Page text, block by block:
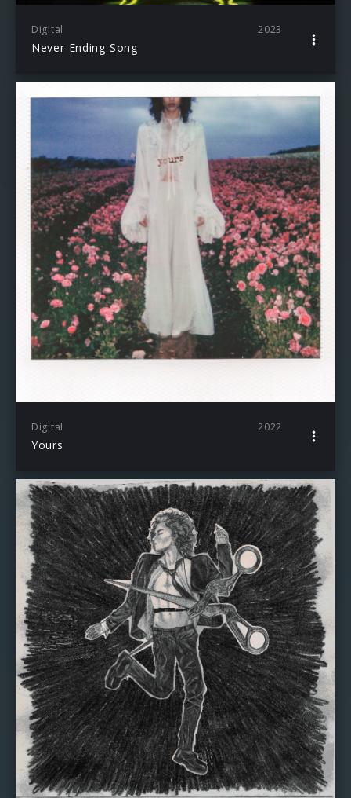
Digital 2023
Never Ending Song
Digital 2022
Yours